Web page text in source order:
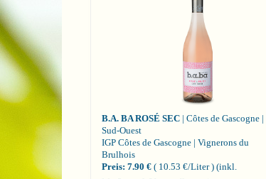
B.A. BA ROSÉ SEC | Côtes de Gascogne |
Sud-Ouest
IGP Côtes de Gascogne | Vignerons du
Brulhois
Preis: 7.90 € ( 10.53 €/Liter ) (inkl.